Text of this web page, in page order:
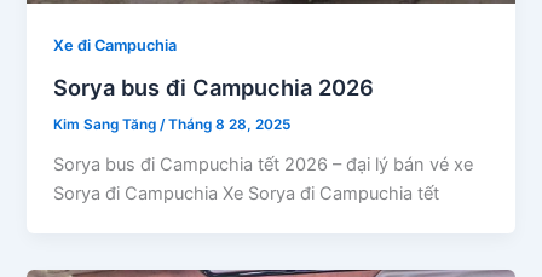
Xe đi Campuchia
Sorya bus đi Campuchia 2026
Kim Sang Tăng /Tháng 8 28, 2025
Sorya bus đi Campuchia tết 2026 – đại lý bán vé xe
Sorya đi Campuchia Xe Sorya đi Campuchia tết